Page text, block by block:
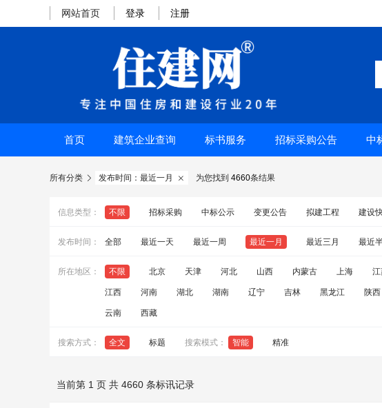
网站首页 登录 注册
首页 建筑企业查询 标书服务 招标采购公告 中
所有分类  发布时间：最近一月  为您找到 4660条结果
信息类型： 不限 招标采购 中标公示 变更公告 拟建工程 建设
发布时间： 全部 最近一天 最近一周 最近一月 最近三月 最近
所在地区： 不限 北京 天津 河北 山西 内蒙古 上海
江西 河南 湖北 湖南 辽宁 吉林 黑龙江 陕西
云南 西藏
搜索方式： 全文 标题 搜索模式： 智能 精准
当前第 1 页 共 4660 条标讯记录